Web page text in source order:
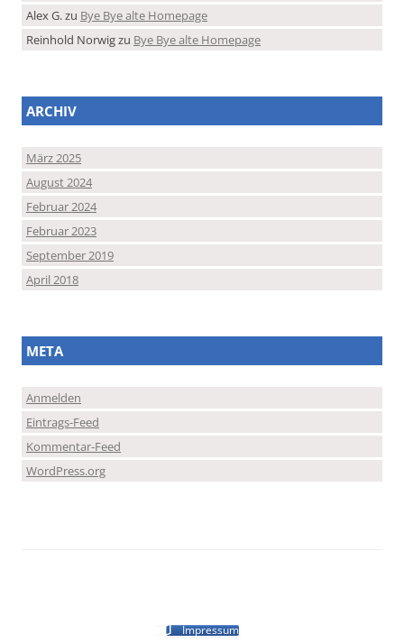
Alex G.zu Bye Bye alte Homepage
Reinhold Norwigzu Bye Bye alte Homepage
ARCHIV
März 2025
August 2024
Februar 2024
Februar 2023
September 2019
April 2018
META
Anmelden
Eintrags-Feed
Kommentar-Feed
WordPress.org
Impressum